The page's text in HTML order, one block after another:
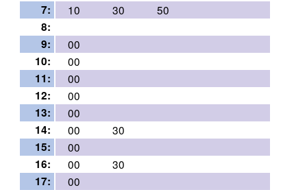
7:
10 30
50
8:
9:
00
10:
00
11:
00
12:
00
13:
00
14:
00
30
15:
00
16:
00
30
17:
00